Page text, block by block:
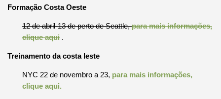
Formação Costa Oeste
12 de abril-13 de perto de Seattle,para mais informações,
clique aqui.
Treinamento da costa leste
NYC 22 de novembro a 23, para mais informações,
clique aqui.